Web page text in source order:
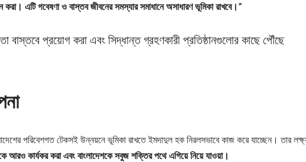
এটি গবেষণা ও বাস্তব জীবনের সমস্যার সমাধানে অসাধারণ ভূমিকা রাখবে।”
বাস্তবে প্রয়োগ করা এবং সিদ্ধান্ত গ্রহণকারী প্রতিষ্ঠানগুলোর কাছে পৌঁছে
পরিবেশগত টেকসই উন্নয়নে ভূমিকা রাখতে ইমদাদুল হক নিরলসভাবে কাজ করে যাচ্ছেন। তার
কার্যকর করা এবং বাংলাদেশকে সবুজ শক্তির পথে এগিয়ে নিয়ে যাওয়া।